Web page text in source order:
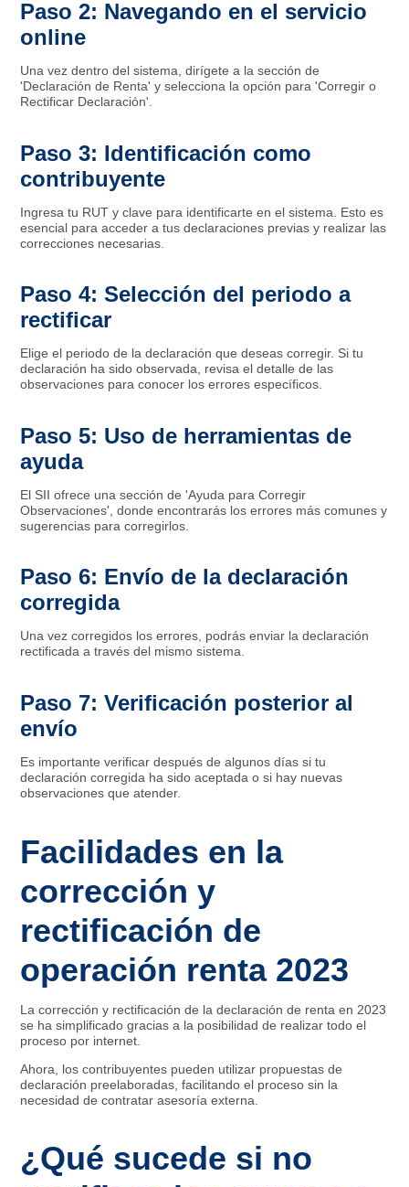
Paso 2: Navegando en el servicio
online
Una vez dentro del sistema, dirígete a la sección de
'Declaración de Renta' y selecciona la opción para 'Corregir o
Rectificar Declaración'.
Paso 3: Identificación como
contribuyente
Ingresa tu RUT y clave para identificarte en el sistema. Esto es
esencial para acceder a tus declaraciones previas y realizar las
correcciones necesarias.
Paso 4: Selección del periodo a
rectificar
Elige el periodo de la declaración que deseas corregir. Si tu
declaración ha sido observada, revisa el detalle de las
observaciones para conocer los errores específicos.
Paso 5: Uso de herramientas de
ayuda
El SII ofrece una sección de 'Ayuda para Corregir
Observaciones', donde encontrarás los errores más comunes y
sugerencias para corregirlos.
Paso 6: Envío de la declaración
corregida
Una vez corregidos los errores, podrás enviar la declaración
rectificada a través del mismo sistema.
Paso 7: Verificación posterior al
envío
Es importante verificar después de algunos días si tu
declaración corregida ha sido aceptada o si hay nuevas
observaciones que atender.
Facilidades en la
corrección y
rectificación de
operación renta 2023
La corrección y rectificación de la declaración de renta en 2023
se ha simplificado gracias a la posibilidad de realizar todo el
proceso por internet.
Ahora, los contribuyentes pueden utilizar propuestas de
declaración preelaboradas, facilitando el proceso sin la
necesidad de contratar asesoría externa.
¿Qué sucede si no